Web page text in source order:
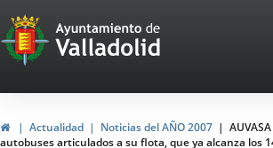
Portal
Web
del
Ayuntamiento
HomeActualidad Noticias del AÑO 2007
autobuses articulados a su flota, que ya alcanza los